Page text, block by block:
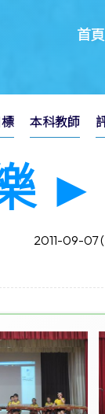
首頁
本科教師
►
2011-09-07